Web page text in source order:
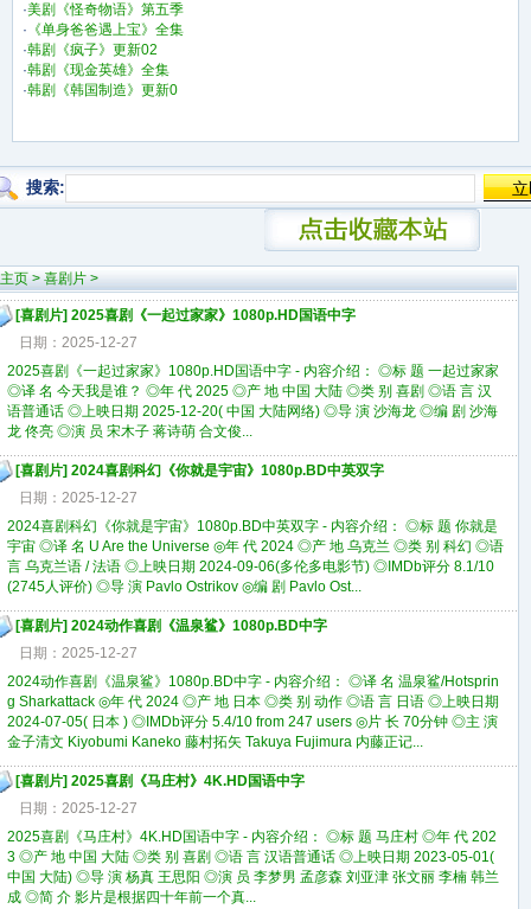
·美剧《怪奇物语》第五季
· 《单身爸爸遇上宝》全集
·韩剧《疯子》更新02
·韩剧《现金英雄》全集
·韩剧《韩国制造》更新0
搜索:
主页>喜剧片>
[喜剧片] 2025喜剧《一起过家家》1080p.HD国语中字
日期：2025-12-27
2025喜剧《一起过家家》1080p.HD国语中字 - 内容介绍： ◎标 题 一起过家家
◎译 名 今天我是谁？ ◎年 代 2025 ◎产 地 中国 大陆 ◎类 别 喜剧 ◎语 言 汉
语普通话 ◎上映日期 2025-12-20( 中国 大陆网络) ◎导 演 沙海龙 ◎编 剧 沙海
龙 佟亮 ◎演 员 宋木子 蒋诗萌 合文俊...
[喜剧片] 2024喜剧科幻《你就是宇宙》1080p.BD中英双字
日期：2025-12-27
2024喜剧科幻《你就是宇宙》1080p.BD中英双字 - 内容介绍： ◎标 题 你就是
宇宙 ◎译 名 U Are the Universe ◎年 代 2024 ◎产 地 乌克兰 ◎类 别 科幻 ◎语
言 乌克兰语 / 法语 ◎上映日期 2024-09-06(多伦多电影节) ◎IMDb评分 8.1/10
(2745人评价) ◎导 演 Pavlo Ostrikov ◎编 剧 Pavlo Ost...
[喜剧片] 2024动作喜剧《温泉鲨》1080p.BD中字
日期：2025-12-27
2024动作喜剧《温泉鲨》1080p.BD中字 - 内容介绍： ◎译 名 温泉鲨/Hotsprin
g Sharkattack ◎年 代 2024 ◎产 地 日本 ◎类 别 动作 ◎语 言 日语 ◎上映日期
2024-07-05( 日本 ) ◎IMDb评分 5.4/10 from 247 users ◎片 长 70分钟 ◎主 演
金子清文 Kiyobumi Kaneko 藤村拓矢 Takuya Fujimura 内藤正记...
[喜剧片] 2025喜剧《马庄村》4K.HD国语中字
日期：2025-12-27
2025喜剧《马庄村》4K.HD国语中字 - 内容介绍： ◎标 题 马庄村 ◎年 代 202
3 ◎产 地 中国 大陆 ◎类 别 喜剧 ◎语 言 汉语普通话 ◎上映日期 2023-05-01(
中国 大陆) ◎导 演 杨真 王思阳 ◎演 员 李梦男 孟彦森 刘亚津 张文丽 李楠 韩兰
成 ◎简 介 影片是根据四十年前一个真...